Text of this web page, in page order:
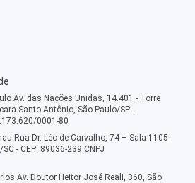
Av. das Nações Unidas, 14.401 - Torre
Santo Antônio, São Paulo/SP -
0001-80
Rua Dr. Léo de Carvalho, 74 – Sala 1105
- CEP: 89036-239 CNPJ
Av. Doutor Heitor José Reali, 360, São